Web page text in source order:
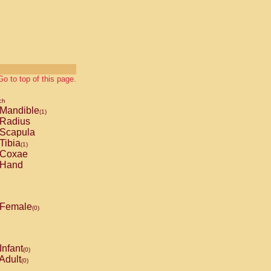
to top of this page.
Mandible(1)
Radius
Scapula
Tibia(1)
Coxae
Hand
Female(0)
Infant(0)
(0)